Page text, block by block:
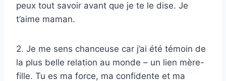
peux tout savoir avant que je te le dise. Je
t’aime maman.
2. Je me sens chanceuse car j’ai été témoin de
la plus belle relation au monde – un lien mère-
fille. Tu es ma force, ma confidente et ma